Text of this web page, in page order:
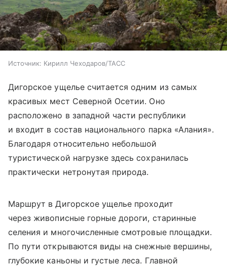
Источник: Кирилл Чеходаров/ТАСС
Дигорское ущелье считается одним из самых
красивых мест Северной Осетии. Оно
расположено в западной части республики
и входит в состав национального парка «Алания».
Благодаря относительно небольшой
туристической нагрузке здесь сохранилась
практически нетронутая природа.
Маршрут в Дигорское ущелье проходит
через живописные горные дороги, старинные
селения и многочисленные смотровые площадки.
По пути открываются виды на снежные вершины,
глубокие каньоны и густые леса. Главной